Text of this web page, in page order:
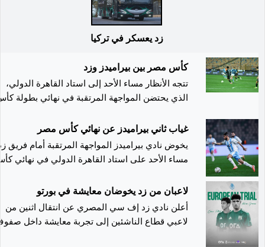
زد يعسكر في تركيا
كأس مصر بين بيراميدز وزد
تتجه الأنظار مساء الأحد إلى استاد القاهرة الدولي،
الذي يحتضن المواجهة المرتقبة في نهائي بطولة
في صراع يحمل طموحات متباينة بين فريق يسعى
لتأكيد تفوقه المحلي، وآخر يبحث عن كتابة فصل
تاريخي جديد في مسيرته الكروية. ويدخل بيراميدز
وقدراته الفنية الكبيرة، بعدما سبق له التفوق على زد
في نهائي النسخة الماضية بهدف دون رد، في مباراة
منحت الفريق السماوي أول ألقابه في البطولة. في
غياب ثاني بيراميدز عن نهائي كأس مصر
يخوض نادي بيراميدز المواجهة المرتقبة أمام فريق
مساء الأحد على استاد القاهرة الدولي في نهائي
اللحظات الأخيرة. وأعلن المدرب الكرواتي
يورتشيتش قائمة الفريق التي ضمت كلًا من أحمد
الشناوي ومحمود جاد وشريف إكرامي في حراسة
المرمى. وشملت القائمة المتاحة للنهائي الأسماء
لاعبان من زد يخوضان معايشة في بورتو
أعلن نادي زد إف سي المصري عن انتقال اثنين من
لاعبي قطاع الناشئين إلى تجربة معايشة داخل